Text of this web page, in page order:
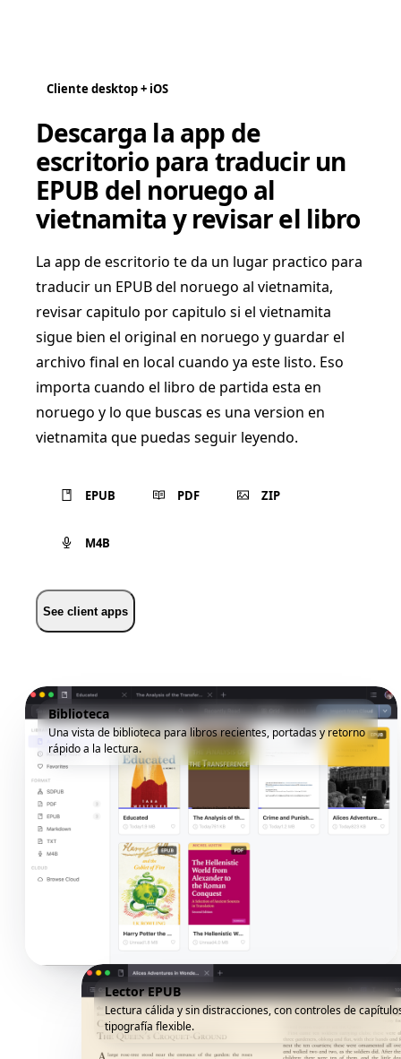
Cliente desktop + iOS
Descarga la app de
escritorio para traducir un
EPUB del noruego al
vietnamita y revisar el libro
La app de escritorio te da un lugar practico para
traducir un EPUB del noruego al vietnamita,
revisar capitulo por capitulo si el vietnamita
sigue bien el original en noruego y guardar el
archivo final en local cuando ya este listo. Eso
importa cuando el libro de partida esta en
noruego y lo que buscas es una version en
vietnamita que puedas seguir leyendo.
EPUB PDF ZIP
M4B
See client apps
Biblioteca
Una vista de biblioteca para libros recientes, portadas y retorno
rápido a la lectura.
Lector EPUB
Lectura cálida y sin distracciones, con controles de
tipografía flexible.